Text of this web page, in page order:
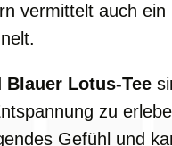
vermittelt auch
Blauer Lotus-Tee
zu
Gefühl und